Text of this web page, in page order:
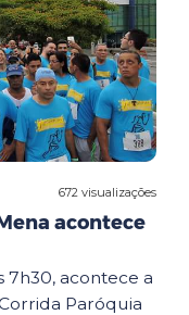
672 visualizações
acontece
7h30, acontece a
Paróquia